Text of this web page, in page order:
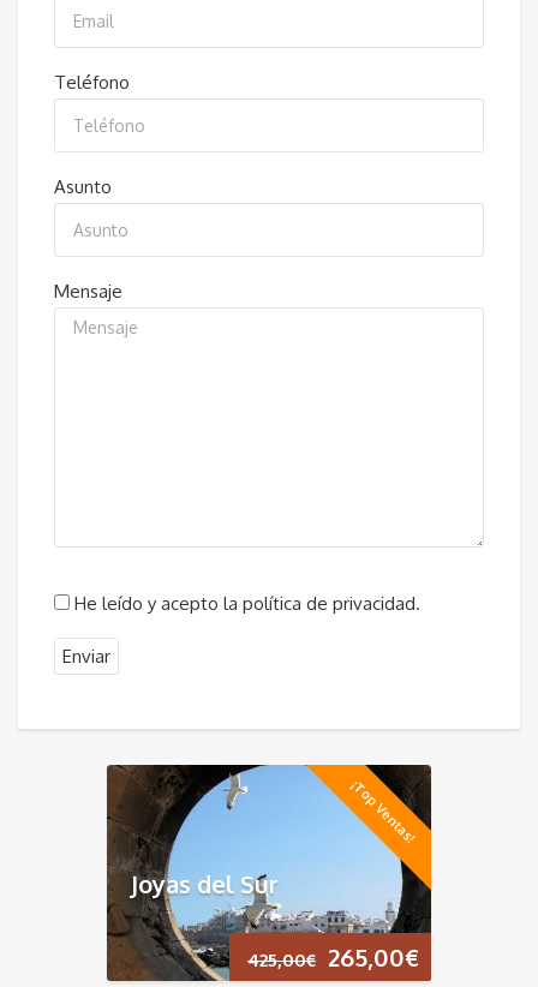
Teléfono
Asunto
Mensaje
He leído y acepto la política de privacidad.
¡Top Ventas!
425,00€ El
265,00€
Joyas del Sur